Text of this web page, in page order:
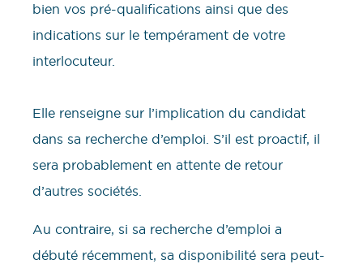
bien vos pré-qualifications ainsi que des
indications sur le tempérament de votre
interlocuteur.
Elle renseigne sur l’implication du candidat
dans sa recherche d’emploi. S’il est proactif, il
sera probablement en attente de retour
d’autres sociétés.
Au contraire, si sa recherche d’emploi a
débuté récemment, sa disponibilité sera peut-